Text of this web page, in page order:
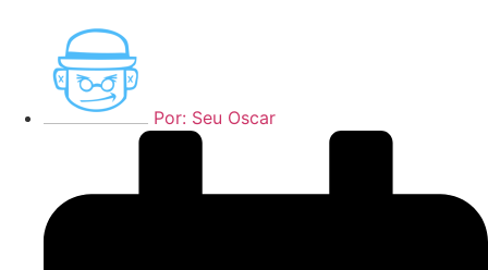
Por: Seu Oscar